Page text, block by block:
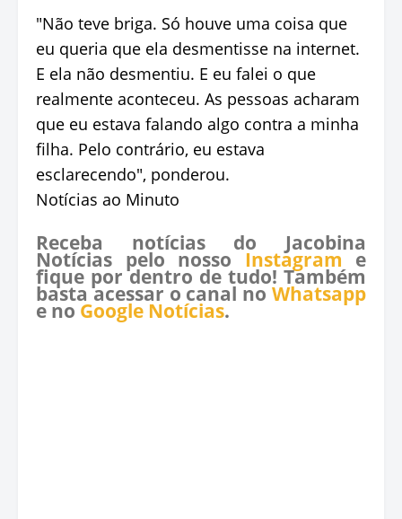
"Não teve briga. Só houve uma coisa que
eu queria que ela desmentisse na internet.
E ela não desmentiu. E eu falei o que
realmente aconteceu. As pessoas acharam
que eu estava falando algo contra a minha
filha. Pelo contrário, eu estava
esclarecendo", ponderou.
Notícias ao Minuto
Receba notícias do Jacobina
Notícias pelo nosso Instagram e
fique por dentro de tudo! Também
basta acessar o canal no Whatsapp
e no Google Notícias.